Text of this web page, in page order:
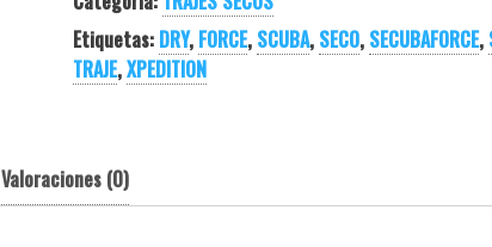
Etiquetas: DRY, FORCE, SCUBA, SECO, SECUBAFORCE,
TRAJE,XPEDITION
Valoraciones (0)